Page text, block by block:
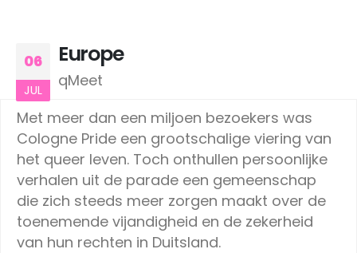
06
JUL
Europe
qMeet
Met meer dan een miljoen bezoekers was
Cologne Pride een grootschalige viering van
het queer leven. Toch onthullen persoonlijke
verhalen uit de parade een gemeenschap
die zich steeds meer zorgen maakt over de
toenemende vijandigheid en de zekerheid
van hun rechten in Duitsland.